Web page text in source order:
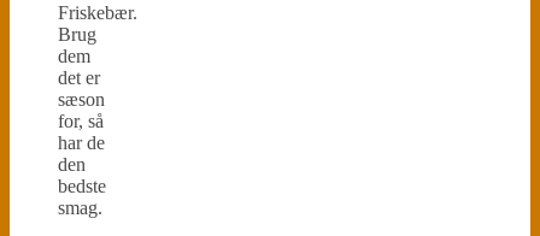
Friskebær.
Brug
dem
det er
sæson
for, så
har de
den
bedste
smag.